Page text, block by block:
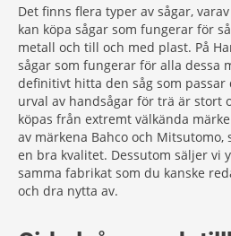
Det finns flera typer av sågar,
kan köpa sågar som fungerar för
metall och till och med plast. På
sågar som fungerar för alla dessa
definitivt hitta den såg som
urval av handsågar för trä är stort
köpas från extremt välkända
av märkena Bahco och
en bra kvalitet. Dessutom säljer vi
samma fabrikat som du kanske
och dra nytta av.